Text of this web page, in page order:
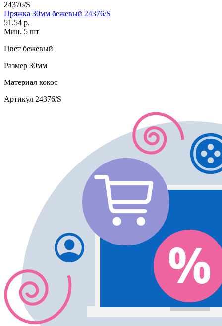
24376/S
Пряжка 30мм бежевый 24376/S
51.54 р.
Мин. 5 шт
Цвет бежевый
Размер 30мм
Материал кокос
Артикул 24376/S